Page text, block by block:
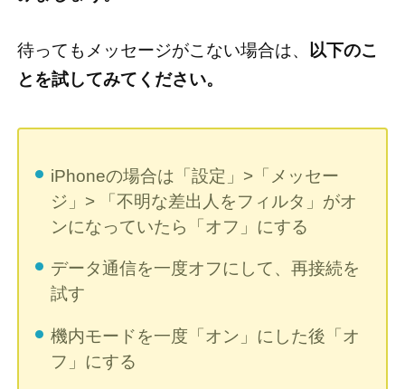
待ってもメッセージがこない場合は、
以下のこ
とを試してみてください。
iPhoneの場合は「設定」>「メッセー
ジ」> 「不明な差出人をフィルタ」がオ
ンになっていたら「オフ」にする
データ通信を一度オフにして、再接続を
試す
機内モードを一度「オン」にした後「オ
フ」にする